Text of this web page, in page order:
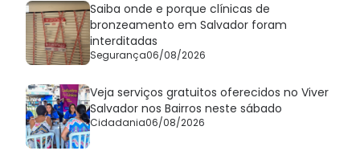
Saiba onde e porque clínicas de
bronzeamento em Salvador foram
interditadas
Segurança06/08/2026
Veja serviços gratuitos oferecidos no Viver
Salvador nos Bairros neste sábado
Cidadania06/08/2026